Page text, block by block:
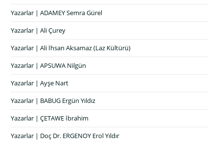
Yazarlar | ADAMEY Semra Gürel
Yazarlar | Ali Çurey
Yazarlar | Ali İhsan Aksamaz (Laz Kültürü)
Yazarlar | APSUWA Nilgün
Yazarlar | Ayşe Nart
Yazarlar | BABUG Ergün Yıldız
Yazarlar | ÇETAWE İbrahim
Yazarlar | Doç Dr. ERGENOY Erol Yıldır